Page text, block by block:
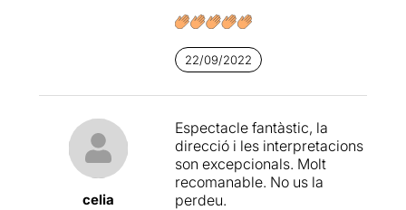
22/09/2022
celia
Espectacle fantàstic, la
direcció i les interpretacions
son excepcionals. Molt
recomanable. No us la
perdeu.